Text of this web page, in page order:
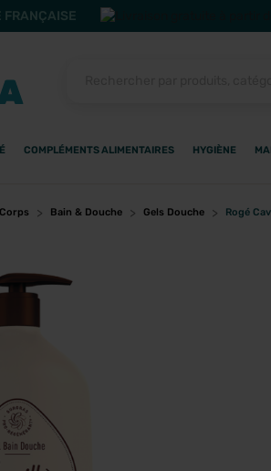
FRANÇAISE
PRODUITS
COMPLÉMENTS ALIMENTAIRES HYGIÈNE
Bain & Douche Gels Douche Rogé